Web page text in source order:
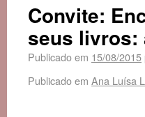
Convite:
seus livros:
Publicado em 15/08/2015
Publicado em Ana Luísa